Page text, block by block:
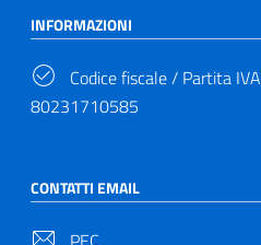
INFORMAZIONI
Codice fiscale / Partita IVA
80231710585
CONTATTI EMAIL